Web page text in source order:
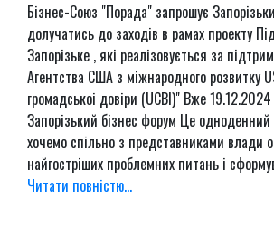
Бізнес-Союз "Порада" запрошує
долучатись до заходів в рамах проекту
Запорізьке , які реалізовується за
Агентства США з міжнародного розвитку
громадськоі довіри (UCBI)" Вже
Запорізький бізнес форум Це
хочемо спільно з представниками влади
найгостріших проблемних питань і
Читати повністю...